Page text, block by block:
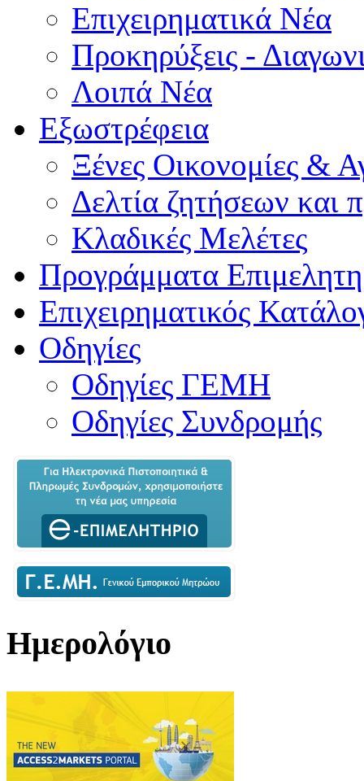
Επιχειρηματικά Νέα
Προκηρύξεις -
Λοιπά Νέα
Εξωστρέφεια
Ξένες Οικονομίες &
Δελτία ζητήσεων
Κλαδικές Μελέτες
Προγράμματα
Επιχειρηματικός
Οδηγίες
Οδηγίες ΓΕΜΗ
Οδηγίες Συνδρομής
Ημερολόγιο